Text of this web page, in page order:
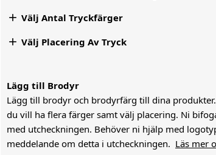
 Välj Antal Tryckfärger
 Välj Placering Av Tryck
Lägg till Brodyr
Lägg till brodyr och brodyrfärg till dina
du vill ha flera färger samt välj placering. Ni
med utcheckningen. Behöver ni hjälp med
meddelande om detta i utcheckningen. Läs mer